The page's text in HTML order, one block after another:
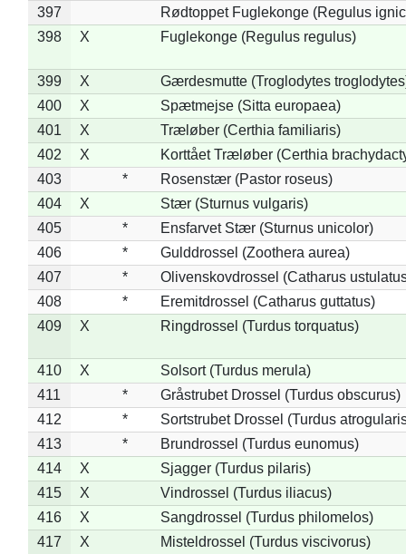
397
Rødtoppet Fuglekonge (Regulus
398
X Fuglekonge (Regulus regulus)
399 X
Gærdesmutte (Troglodytes
400
X
Spætmejse (Sitta europaea)
401
X
Træløber (Certhia familiaris)
402
X
Korttået Træløber (Certhia
403
*
Rosenstær (Pastor roseus)
404
X
Stær (Sturnus vulgaris)
405
*
Ensfarvet Stær (Sturnus unicolor)
406
*
Gulddrossel (Zoothera aurea)
407
*
Olivenskovdrossel (Catharus
408
*
Eremitdrossel (Catharus guttatus)
409
X Ringdrossel (Turdus torquatus)
410 X
Solsort (Turdus merula)
411
*
Gråstrubet Drossel (Turdus obscurus)
412
*
Sortstrubet Drossel (Turdus
413
*
Brundrossel (Turdus eunomus)
414
X
Sjagger (Turdus pilaris)
415
X
Vindrossel (Turdus iliacus)
416
X
Sangdrossel (Turdus philomelos)
417
X Misteldrossel (Turdus viscivorus)